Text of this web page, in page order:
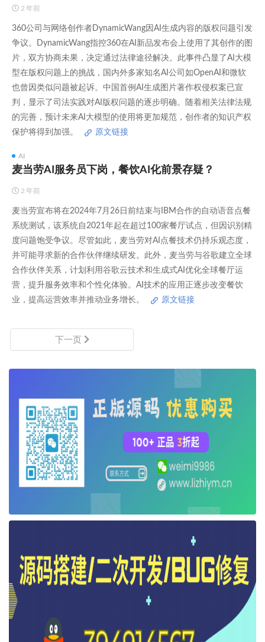
2 年前
360公司与网络创作者DynamicWang因AI生成内容的版权问题引发
争议。DynamicWang指控360在AI新品发布会上使用了其创作的图
片，双方协商未果，决定通过法律途径解决。此事件凸显了AI大模
型在版权问题上的挑战，国内外多家知名AI公司如OpenAI和微软
也曾因类似问题被起诉。中国首例AI生成图片著作权侵权案已宣
判，显示了司法实践对AI版权问题的逐步明确。随着相关法律法规
的完善，预计未来AI大模型的使用将更加规范，创作者的知识产权
保护将得到加强。
原文链接
AI
麦当劳AI服务员下岗，餐饮AI化前景存疑？
2 年前
麦当劳宣布将在2024年7月26日前结束与IBM合作的自动语音点餐
系统测试，该系统自2021年起在超过100家餐厅试点，但因识别精
度问题饱受争议。尽管如此，麦当劳对AI点餐技术仍持乐观态度，
并可能寻求新的合作伙伴继续研发。此外，麦当劳与谷歌建立全球
合作伙伴关系，计划利用谷歌云技术和生成式AI优化全球餐厅运
营，提升服务效率和个性化体验。AI技术的应用正逐步改变餐饮
业，提高运营效率并推动业务增长。
原文链接
下一页